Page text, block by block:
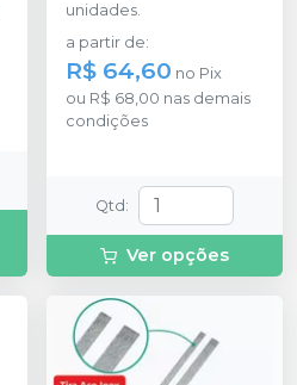
unidades.
a partir de:
R$ 64,60 no Pix
ou R$ 68,00 nas demais
condições
Qtd :
Ver opções